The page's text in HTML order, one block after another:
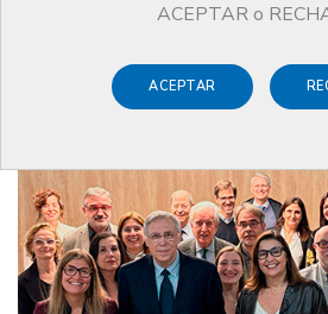
ACEPTAR o
ACEPTAR
Noticias any